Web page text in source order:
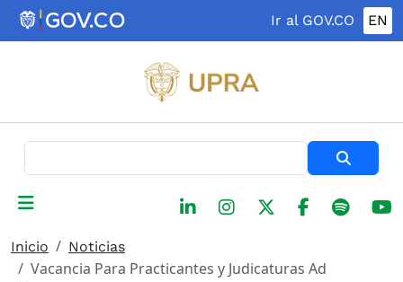
Pasar al contenido principal
Ir al GOV.CO EN
Inicio Noticias
Vacancia Para Practicantes y Judicaturas Ad